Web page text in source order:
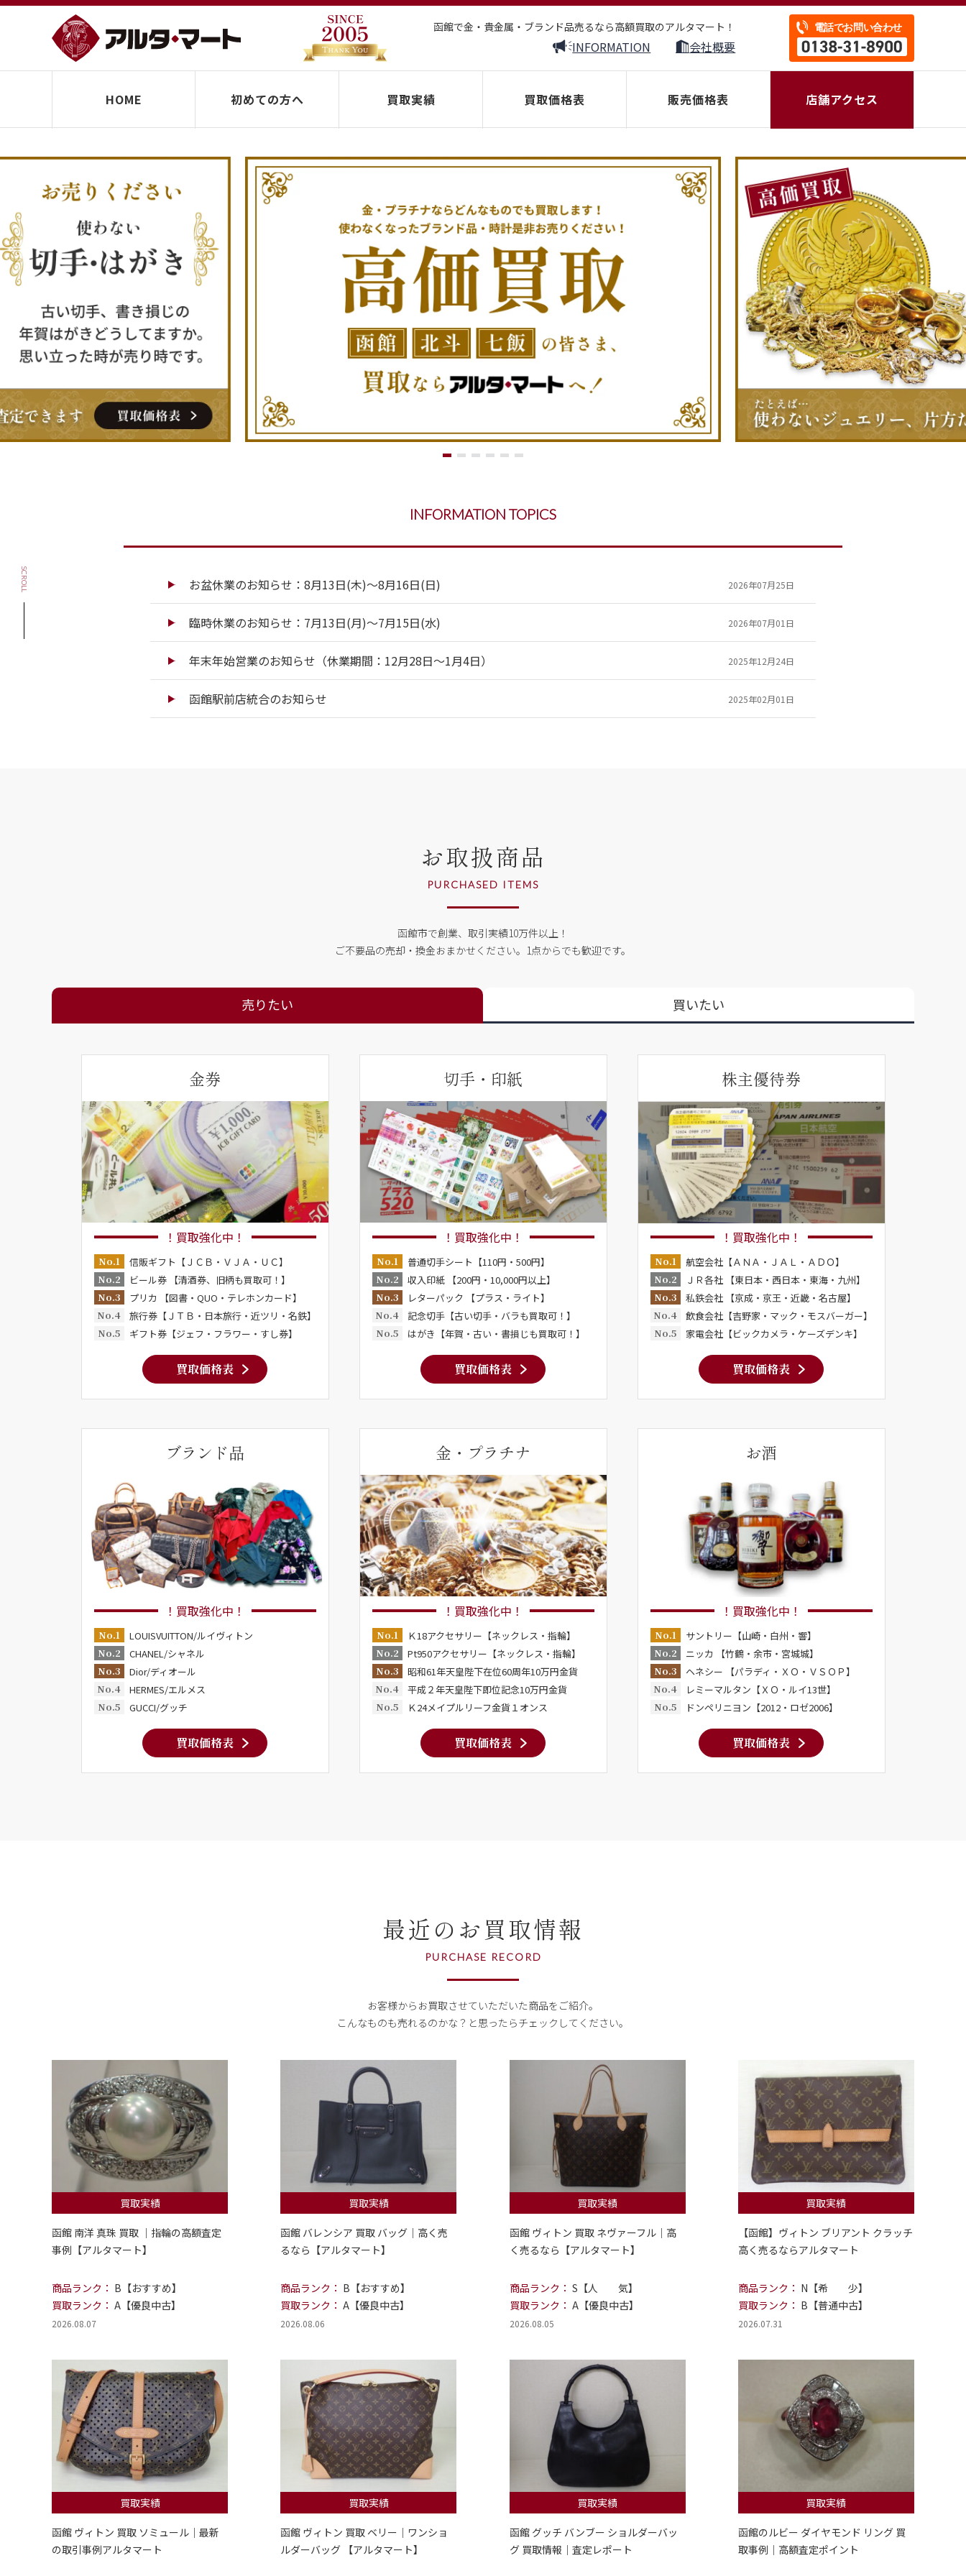
函館で金・貴金属・ブランド品売るなら高額買取のアルタマート！
INFORMATION 会社概要
HOME 初めての方へ 買取実績 買取価格表 販売価格表 店舗アクセス
SCROLL
INFORMATION TOPICS
お盆休業のお知らせ：8月13日(木)～8月16日(日) 2026年07月25日
臨時休業のお知らせ：7月13日(月)～7月15日(水) 2026年07月01日
年末年始営業のお知らせ（休業期間：12月28日～1月4日） 2025年12月24日
函館駅前店統合のお知らせ 2025年02月01日
お取扱商品
PURCHASED ITEMS
函館市で創業、取引実績10万件以上！
ご不要品の売却・換金おまかせください。 1点からでも歓迎です。
売りたい 買いたい
金券
！買取強化中！
No.1
信販ギフト【ＪＣＢ・ＶＪＡ・ＵＣ】
No.2
ビール券 【清酒券、旧柄も買取可！】
No.3
プリカ 【図書・QUO・テレホンカード】
No.4
旅行券【ＪＴＢ・日本旅行・近ツリ・名鉄】
No.5
ギフト券【ジェフ・フラワー・すし券】
買取価格表
切手・印紙
！買取強化中！
No.1
普通切手シート【110円・500円】
No.2
収入印紙 【200円・10,000円以上】
No.3
レターパック 【プラス・ライト】
No.4
記念切手【古い切手・バラも買取可！】
No.5
はがき【年賀・古い・書損じも買取可！】
買取価格表
株主優待券
！買取強化中！
No.1
航空会社【ＡＮＡ・ＪＡＬ・ＡＤＯ】
No.2
ＪＲ各社 【東日本・西日本・東海・九州】
No.3
私鉄会社 【京成・京王・近畿・名古屋】
No.4
飲食会社【吉野家・マック・モスバーガー】
No.5
家電会社【ビックカメラ・ケーズデンキ】
買取価格表
ブランド品
！買取強化中！
No.1
LOUISVUITTON/ルイヴィトン
No.2
CHANEL/シャネル
No.3
Dior/ディオール
No.4
HERMES/エルメス
No.5
GUCCI/グッチ
買取価格表
金・プラチナ
！買取強化中！
No.1
Ｋ18アクセサリー【ネックレス・指輪】
No.2
Pt950アクセサリー【ネックレス・指輪】
No.3
昭和61年天皇陛下在位60周年10万円金貨
No.4
平成２年天皇陛下即位記念10万円金貨
No.5
Ｋ24メイプルリーフ金貨１オンス
買取価格表
お酒
！買取強化中！
No.1
サントリー【山崎・白州・響】
No.2
ニッカ 【竹鶴・余市・宮城城】
No.3
ヘネシー 【パラディ・ＸＯ・ＶＳＯＰ】
No.4
レミーマルタン【ＸＯ・ルイ13世】
No.5
ドンペリニヨン【2012・ロゼ2006】
買取価格表
最近のお買取情報
PURCHASE RECORD
お客様からお買取させていただいた商品をご紹介。
こんなものも売れるのかな？ と思ったらチェックしてください。
買取実績
函館 南洋 真珠 買取 ｜指輪の高額査定
事例【アルタマート】
商品ランク： B【おすすめ】
買取ランク： A【優良中古】
2026.08.07
買取実績
函館 バレンシア 買取 バッグ｜高く売
るなら【アルタマート】
商品ランク： B【おすすめ】
買取ランク： A【優良中古】
2026.08.06
買取実績
函館 ヴィトン 買取 ネヴァーフル｜高
く売るなら【アルタマート】
商品ランク： S【人 気】
買取ランク： A【優良中古】
2026.08.05
買取実績
【函館】ヴィトン ブリアント クラッチ
高く売るならアルタマート
商品ランク： N【希 少】
買取ランク： B【普通中古】
2026.07.31
買取実績
函館 ヴィトン 買取 ソミュール｜最新
の取引事例アルタマート
買取実績
函館 ヴィトン 買取 ベリー｜ワンショ
ルダーバッグ 【アルタマート】
買取実績
函館 グッチ バンブー ショルダーバッ
グ 買取情報｜査定レポート
買取実績
函館のルビー ダイヤモンド リング 買
取事例｜高額査定ポイント